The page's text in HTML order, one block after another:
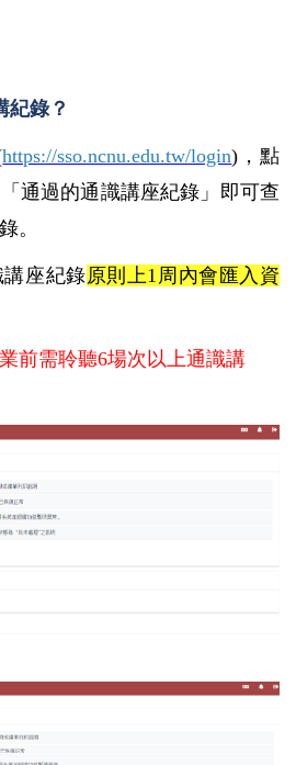
紀錄？
https://sso.ncnu.edu.tw/login) ，點
通過的通識講座紀錄」即可查
。
座紀錄原則上1周內會匯入資
前需聆聽6場次以上通識講